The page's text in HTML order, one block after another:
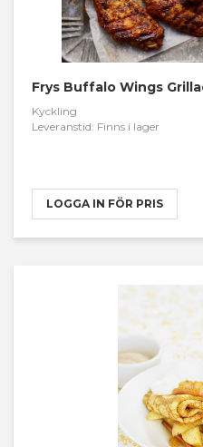
Frys Buffalo Wings
Kyckling
Leveranstid: Finns i lager
LOGGA IN FÖR PRIS